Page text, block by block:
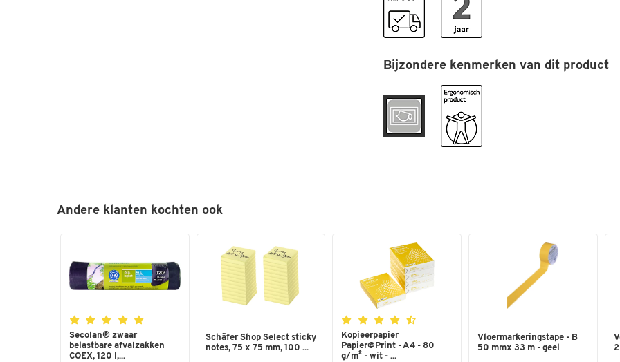
Lengte (mm)
Materiaal
Op maat gesneden ja
Recycleerbaar
Vorm
Bijzondere kenmerken van dit product
Andere klanten kochten ook
Secolan® zwaar
belastbare afvalzakken
COEX, 120 l,...
Schäfer Shop Select sticky
notes, 75 x 75 mm, 100 ...
Kopieerpapier
Papier@Print - A4 - 80
g/m² - wit - ...
Vloermarkeringstape - B
50 mmx 33 m - geel